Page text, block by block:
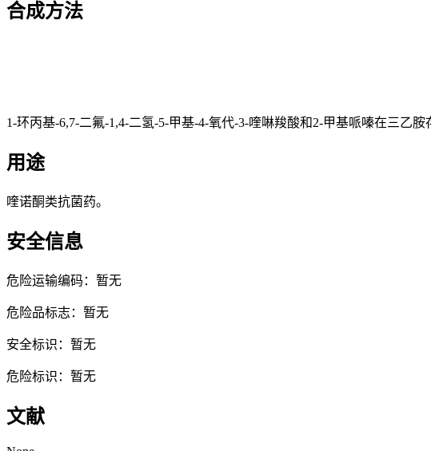
合成方法
1-环丙基-6,7-二氟-1,4-二氢-5-甲基-4-氧代-3-喹啉羧酸和2-甲基哌嗪在三乙
用途
喹诺酮类抗菌药。
安全信息
危险运输编码：暂无
危险品标志：暂无
安全标识：暂无
危险标识：暂无
文献